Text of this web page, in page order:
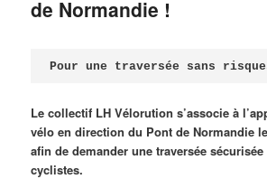
de Normandie !
Pour une traversée sans
Le collectif LH Vélorution s’associe à
vélo en direction du Pont de Normandie
afin de demander une traversée
cyclistes.